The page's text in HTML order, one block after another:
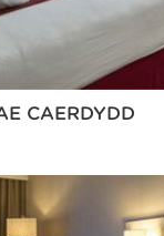
CAERDYDD